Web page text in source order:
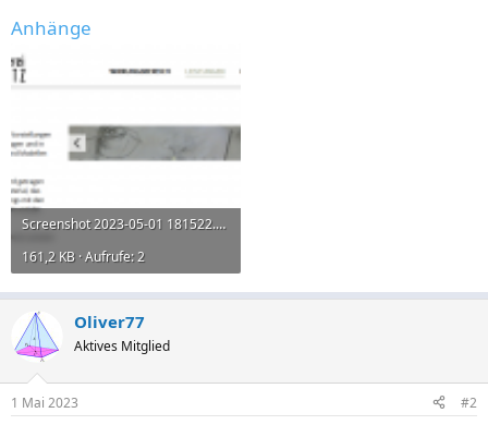
Anhänge
Screenshot 2023-05-01 181522.png
161,2 KB · Aufrufe: 2
Oliver77
Aktives Mitglied
1 Mai 2023 #2